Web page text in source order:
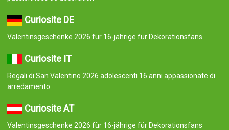
Curiosite DE
Valentinsgeschenke 2026 für 16-jährige für Dekorationsfans
Curiosite IT
Regali di San Valentino 2026 adolescenti 16 anni appassionate di
arredamento
Curiosite AT
Valentinsgeschenke 2026 für 16-jährige für Dekorationsfans